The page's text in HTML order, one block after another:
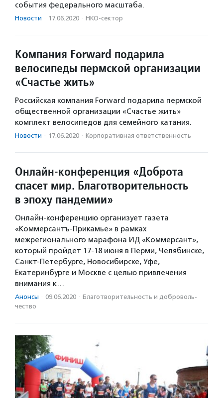
события федерального масштаба.
Новости · 17.06.2020 · НКО-сектор
Компания Forward подарила
велосипеды пермской организации
«Счастье жить»
Российская компания Forward подарила пермской
общественной организации «Счастье жить»
комплект велосипедов для семейного катания.
Новости · 17.06.2020 · Корпоративная ответственность
Онлайн-конференция «Доброта
спасет мир. Благотворительность
в эпоху пандемии»
Онлайн-конференцию организует газета
«Коммерсантъ-Прикамье» в рамках
межрегионального марафона ИД «Коммерсант»,
который пройдет 17-18 июня в Перми, Челябинске,
Санкт-Петербурге, Новосибирске, Уфе,
Екатеринбурге и Москве с целью привлечения
внимания к…
Анонсы · 09.06.2020 · Благотвори­тель­ность и доброволь­
чест­во